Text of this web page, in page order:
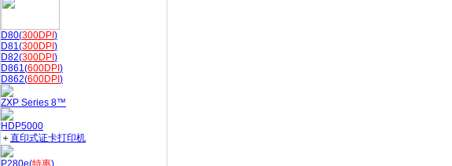
D80(300DPI )
D81(300DPI )
D82(300DPI )
D861(600DPI )
D862(600DPI )
ZXP Series 8™
HDP5000
＋直印式证卡打印机
P280e(特惠)